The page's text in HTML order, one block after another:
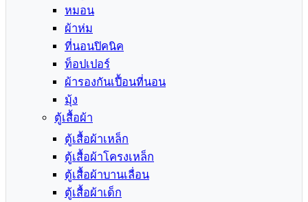
หมอน
ผ้าห่ม
ที่นอนปิคนิค
ท็อปเปอร์
ผ้ารองกันเปื้อนที่นอน
มุ้ง
ตู้เสื้อผ้า
ตู้เสื้อผ้าเหล็ก
ตู้เสื้อผ้าโครงเหล็ก
ตู้เสื้อผ้าบานเลื่อน
ตู้เสื้อผ้าเด็ก